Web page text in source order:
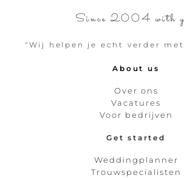
Since 2004 with
"Wij helpen je echt verder
About us
Over ons
Vacatures
Voor bedrijven
Get started
Weddingplanner
Trouwspecialisten